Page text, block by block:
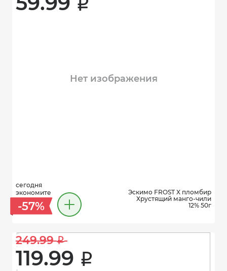
i
Нет изображения
сегодня
экономите
-57%
Эскимо FROST X пломбир
Хрустящий манго-чили
12% 50г
249.99 i
119.99 i